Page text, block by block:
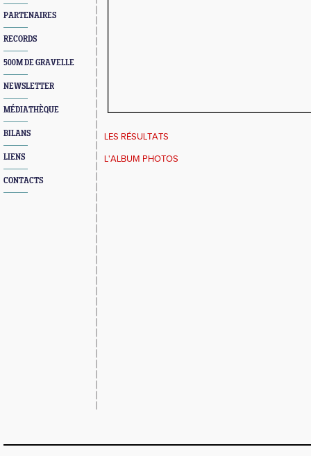
PARTENAIRES
RECORDS
500M DE GRAVELLE
NEWSLETTER
MÉDIATHÈQUE
BILANS
LIENS
CONTACTS
LES RÉSULTATS
L'ALBUM PHOTOS